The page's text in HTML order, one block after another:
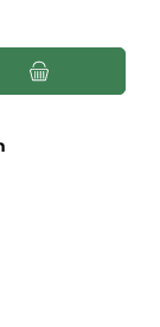
die Schaltflächen